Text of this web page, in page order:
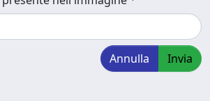
Annulla Invia